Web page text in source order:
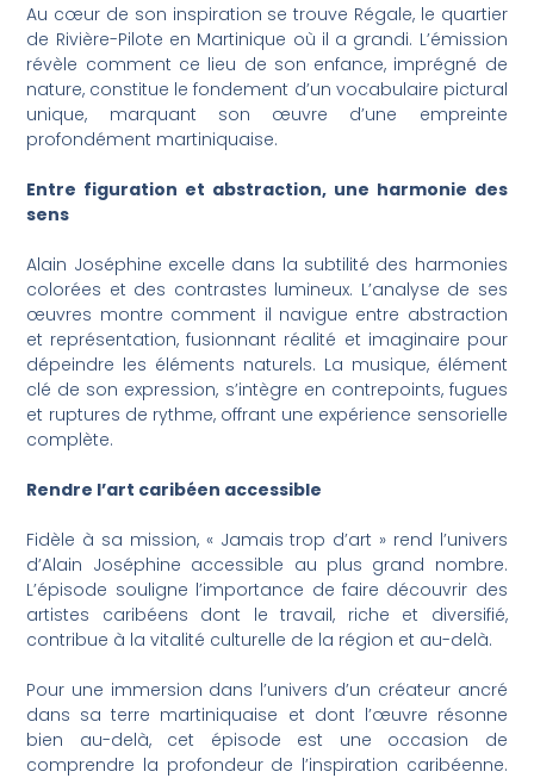
Au cœur de son inspiration se trouve Régale, le quartier
de Rivière-Pilote en Martinique où il a grandi. L’émission
révèle comment ce lieu de son enfance, imprégné de
nature, constitue le fondement d’un vocabulaire pictural
unique, marquant son œuvre d’une empreinte
profondément martiniquaise.
Entre figuration et abstraction, une harmonie des
sens
Alain Joséphine excelle dans la subtilité des harmonies
colorées et des contrastes lumineux. L’analyse de ses
œuvres montre comment il navigue entre abstraction
et représentation, fusionnant réalité et imaginaire pour
dépeindre les éléments naturels. La musique, élément
clé de son expression, s’intègre en contrepoints, fugues
et ruptures de rythme, offrant une expérience sensorielle
complète.
Rendre l’art caribéen accessible
Fidèle à sa mission, « Jamais trop d’art » rend l’univers
d’Alain Joséphine accessible au plus grand nombre.
L’épisode souligne l’importance de faire découvrir des
artistes caribéens dont le travail, riche et diversifié,
contribue à la vitalité culturelle de la région et au-delà.
Pour une immersion dans l’univers d’un créateur ancré
dans sa terre martiniquaise et dont l’œuvre résonne
bien au-delà, cet épisode est une occasion de
comprendre la profondeur de l’inspiration caribéenne.